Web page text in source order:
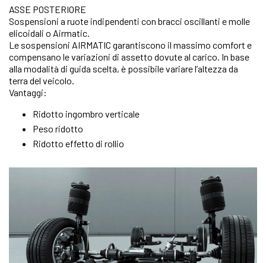
ASSE POSTERIORE
Sospensioni a ruote indipendenti con bracci oscillanti e molle
elicoidali o Airmatic.
Le sospensioni AIRMATIC garantiscono il massimo comfort e
compensano le variazioni di assetto dovute al carico. In base
alla modalità di guida scelta, è possibile variare l’altezza da
terra del veicolo.
Vantaggi:
Ridotto ingombro verticale
Peso ridotto
Ridotto effetto di rollio